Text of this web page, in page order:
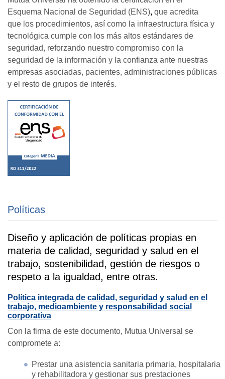
Esquema Nacional de Seguridad (ENS), que acredita
que los procedimientos, así como la infraestructura física y
tecnológica cumple con los más altos estándares de
seguridad, reforzando nuestro compromiso con la
seguridad de la información y la confianza ante nuestras
empresas asociadas, pacientes, administraciones públicas
y el resto de grupos de interés.
Políticas
Diseño y aplicación de políticas propias en
materia de calidad, seguridad y salud en el
trabajo, sostenibilidad, gestión de riesgos o
respeto a la igualdad, entre otras.
Política integrada de calidad, seguridad y salud en el
trabajo, medioambiente y responsabilidad social
corporativa
Con la firma de este documento, Mutua Universal se
compromete a:
Prestar una asistencia sanitaria primaria, hospitalaria
y rehabilitadora y gestionar sus prestaciones